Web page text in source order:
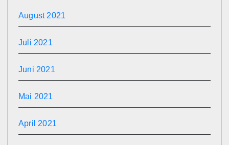
August 2021
Juli 2021
Juni 2021
Mai 2021
April 2021